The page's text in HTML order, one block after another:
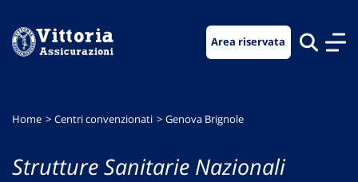
menu
contenuto
footer
Area riservata
Home Centri convenzionati Genova Brignole
Strutture Sanitarie Nazionali